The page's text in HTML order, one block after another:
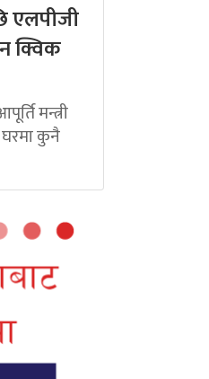
एलपीजी
क्विक
मन्त्री
घरमा कुनै